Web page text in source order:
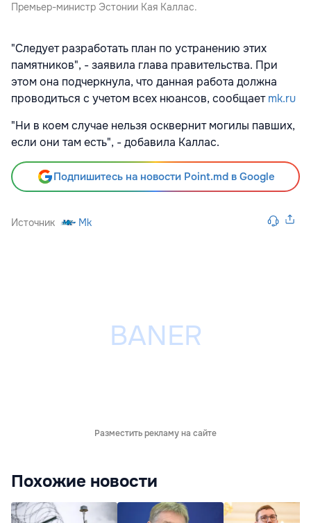
Премьер-министр Эстонии Кая Каллас.
"Следует разработать план по устранению этих
памятников", - заявила глава правительства. При
этом она подчеркнула, что данная работа должна
проводиться с учетом всех нюансов, сообщаетmk.ru
"Ни в коем случае нельзя осквернит могилы павших,
если они там есть", - добавила Каллас.
Подпишитесь на новости Point.md в Google
Источник Mk
Разместить рекламу на сайте
Похожие новости